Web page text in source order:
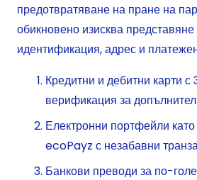
предотвратяване на пране на
обикновено изисква
идентификация, адрес и
Кредитни и дебитни карти
верификация за
Електронни портфейли
ecoPayz с незабавни
Банкови преводи за по-